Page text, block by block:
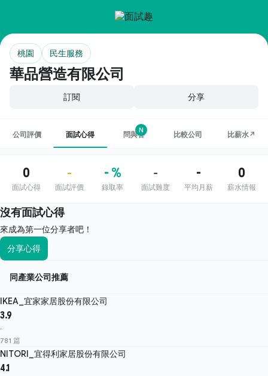
華品營造有限公司
桃園 民生服務
訂閱 分享
公司評價 面試心得 問與答
N
比較公司 比薪水↗
0
面試心得
-
面試評價
- %
錄取率
-
面試難度
-
平均月薪
0
薪水情報
沒有面試心得
來成為第一位分享者吧！
分享心得
同產業公司推薦
IKEA_宜家家居股份有限公司
3.9
·
781 篇
NITORI_宜得利家居股份有限公司
4.1